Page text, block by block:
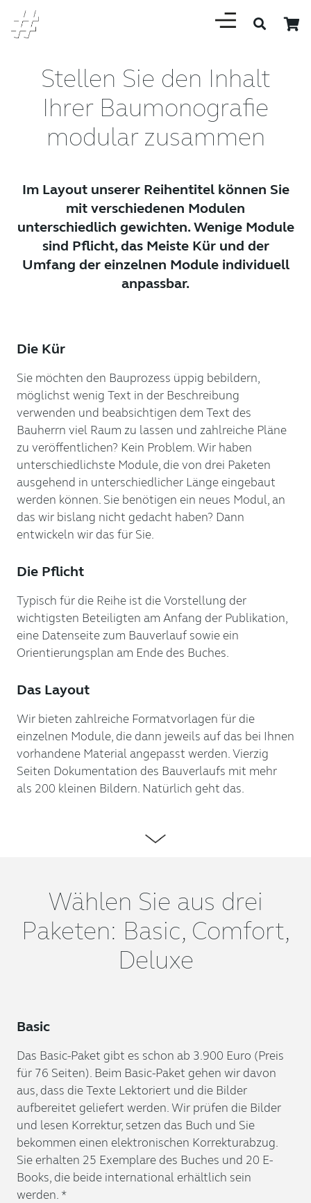
Stellen Sie den Inhalt
Ihrer Baumonografie
modular zusammen
Im Layout unserer Reihentitel können Sie
mit verschiedenen Modulen
unterschiedlich gewichten. Wenige Module
sind Pflicht, das Meiste Kür und der
Umfang der einzelnen Module individuell
anpassbar.
Die Kür
Sie möchten den Bauprozess üppig bebildern,
möglichst wenig Text in der Beschreibung
verwenden und beabsichtigen dem Text des
Bauherrn viel Raum zu lassen und zahlreiche Pläne
zu veröffentlichen? Kein Problem. Wir haben
unterschiedlichste Module, die von drei Paketen
ausgehend in unterschiedlicher Länge eingebaut
werden können. Sie benötigen ein neues Modul, an
das wir bislang nicht gedacht haben? Dann
entwickeln wir das für Sie.
Die Pflicht
Typisch für die Reihe ist die Vorstellung der
wichtigsten Beteiligten am Anfang der Publikation,
eine Datenseite zum Bauverlauf sowie ein
Orientierungsplan am Ende des Buches.
Das Layout
Wir bieten zahlreiche Formatvorlagen für die
einzelnen Module, die dann jeweils auf das bei Ihnen
vorhandene Material angepasst werden. Vierzig
Seiten Dokumentation des Bauverlaufs mit mehr
als 200 kleinen Bildern. Natürlich geht das.
Wählen Sie aus drei
Paketen: Basic, Comfort,
Deluxe
Basic
Das Basic-Paket gibt es schon ab 3.900 Euro (Preis
für 76 Seiten). Beim Basic-Paket gehen wir davon
aus, dass die Texte Lektoriert und die Bilder
aufbereitet geliefert werden. Wir prüfen die Bilder
und lesen Korrektur, setzen das Buch und Sie
bekommen einen elektronischen Korrekturabzug.
Sie erhalten 25 Exemplare des Buches und 20 E-
Books, die beide international erhältlich sein
werden. *